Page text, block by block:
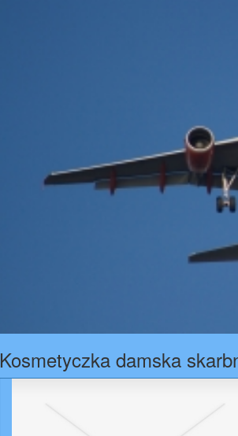
Kosmetyczka damska